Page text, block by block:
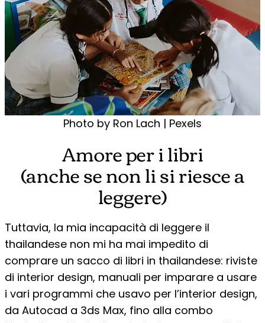
Photo by Ron Lach | Pexels
Amore per i libri
(anche se non li si riesce a
leggere)
Tuttavia, la mia incapacità di leggere il
thailandese non mi ha mai impedito di
comprare un sacco di libri in thailandese: riviste
di interior design, manuali per imparare a usare
i vari programmi che usavo per l’interior design,
da Autocad a 3ds Max, fino alla combo